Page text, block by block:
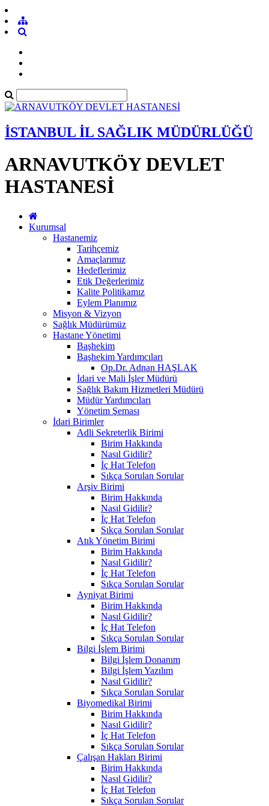
İSTANBUL İL SAĞLIK MÜDÜRLÜĞÜ
ARNAVUTKÖY DEVLET
HASTANESİ
Kurumsal
Hastanemiz
Tarihçemiz
Amaçlarımız
Hedeflerimiz
Etik Değerlerimiz
Kalite Politikamız
Eylem Planımız
Misyon & Vizyon
Sağlık Müdürümüz
Hastane Yönetimi
Başhekim
Başhekim Yardımcıları
Op.Dr. Adnan HAŞLAK
İdari ve Mali İşler Müdürü
Sağlık Bakım Hizmetleri Müdürü
Müdür Yardımcıları
Yönetim Şeması
İdari Birimler
Adli Sekreterlik Birimi
Birim Hakkında
Nasıl Gidilir?
İç Hat Telefon
Sıkça Sorulan Sorular
Arşiv Birimi
Birim Hakkında
Nasıl Gidilir?
İç Hat Telefon
Sıkça Sorulan Sorular
Atık Yönetim Birimi
Birim Hakkında
Nasıl Gidilir?
İç Hat Telefon
Sıkça Sorulan Sorular
Ayniyat Birimi
Birim Hakkında
Nasıl Gidilir?
İç Hat Telefon
Sıkça Sorulan Sorular
Bilgi İşlem Birimi
Bilgi İşlem Donanım
Bilgi İşlem Yazılım
Nasıl Gidilir?
Sıkça Sorulan Sorular
Biyomedikal Birimi
Birim Hakkında
Nasıl Gidilir?
İç Hat Telefon
Sıkça Sorulan Sorular
Çalışan Hakları Birimi
Birim Hakkında
Nasıl Gidilir?
İç Hat Telefon
Sıkça Sorulan Sorular